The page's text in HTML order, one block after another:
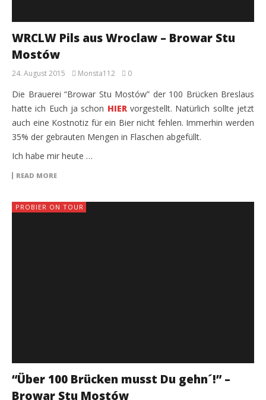
WRCLW Pils aus Wroclaw – Browar Stu
Mostów
24. August 2015 Monsta112 0
Die Brauerei “Browar Stu Mostów” der 100 Brücken Breslaus
hatte ich Euch ja schon HIERvorgestellt. Natürlich sollte jetzt
auch eine Kostnotiz für ein Bier nicht fehlen. Immerhin werden
35% der gebrauten Mengen in Flaschen abgefüllt.
Ich habe mir heute …
READ MORE
PROBIER ON TOUR
“Über 100 Brücken musst Du gehn´!” –
Browar Stu Mostów